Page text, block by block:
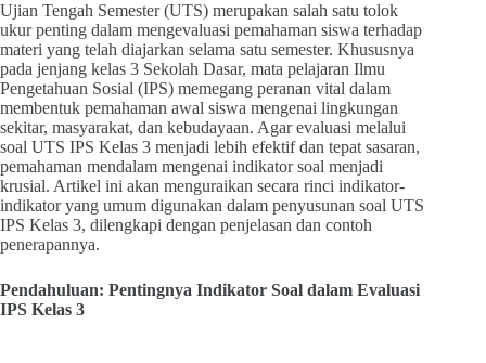
Ujian Tengah Semester (UTS) merupakan salah satu tolok
ukur penting dalam mengevaluasi pemahaman siswa terhadap
materi yang telah diajarkan selama satu semester. Khususnya
pada jenjang kelas 3 Sekolah Dasar, mata pelajaran Ilmu
Pengetahuan Sosial (IPS) memegang peranan vital dalam
membentuk pemahaman awal siswa mengenai lingkungan
sekitar, masyarakat, dan kebudayaan. Agar evaluasi melalui
soal UTS IPS Kelas 3 menjadi lebih efektif dan tepat sasaran,
pemahaman mendalam mengenai indikator soal menjadi
krusial. Artikel ini akan menguraikan secara rinci indikator-
indikator yang umum digunakan dalam penyusunan soal UTS
IPS Kelas 3, dilengkapi dengan penjelasan dan contoh
penerapannya.
Pendahuluan: Pentingnya Indikator Soal dalam Evaluasi
IPS Kelas 3